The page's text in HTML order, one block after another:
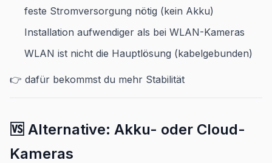
feste Stromversorgung nötig (kein Akku)
Installation aufwendiger als bei WLAN-Kameras
WLAN ist nicht die Hauptlösung (kabelgebunden)
👉 dafür bekommst du mehr Stabilität
🆚 Alternative: Akku- oder Cloud-
Kameras